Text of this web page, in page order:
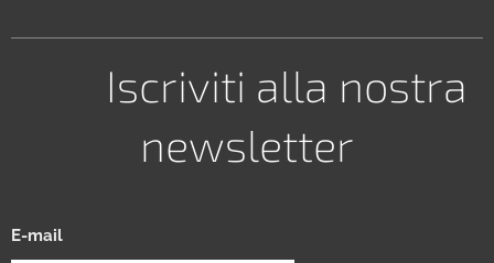
Iscriviti alla nostra
newsletter
E-mail